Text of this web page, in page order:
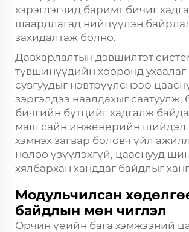
хэрэглэгчид баримт бичиг
шаардлагад нийцүүлэн
захидалтаж болно.
Давхарлалтын дэвшилтэт
түвшинүүдийн хооронд ухаалаг
сувгуудыг нэвтрүүлснээр
зэргэлдээ наалдахыг саатуулж,
бичгийн бүтцийг хадгалж
маш сайн инженерийн шийдэл
хэмнэх загвар боловч үйл
нөлөө үзүүлэхгүй, цааснууд
хялбархан ханддаг байдлыг
Модульчилсан
байдлын мөн чиглэл
Орчин үеийн бага хэмжээний